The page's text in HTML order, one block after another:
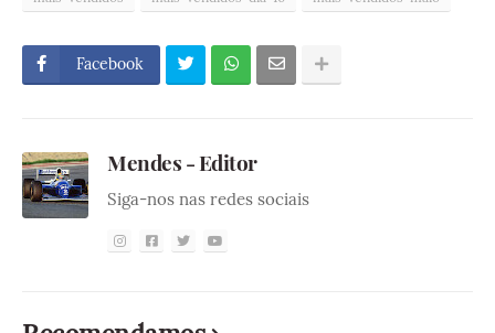
Facebook
Mendes - Editor
Siga-nos nas redes sociais